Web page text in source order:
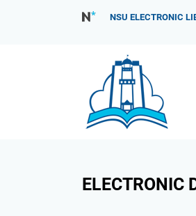
NSU ELECTRONIC
ELECTRONIC